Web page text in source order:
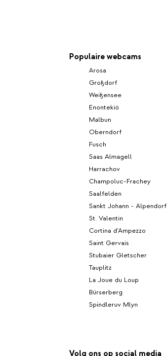
Populaire webcams
Arosa
Großdorf
Weißensee
Enontekiö
Malbun
Oberndorf
Fusch
Saas Almagell
Harrachov
Champoluc-Frachey
Saalfelden
Sankt Johann - Alpendorf
St. Valentin
Cortina d'Ampezzo
Saint Gervais
Stubaier Gletscher
Tauplitz
La Joue du Loup
Bürserberg
Spindleruv Mlyn
Volg ons op social media